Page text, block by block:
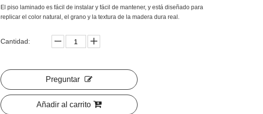
El piso laminado es fácil de instalar y fácil de mantener, y está diseñado para
replicar el color natural, el grano y la textura de la madera dura real.
Cantidad:
Preguntar
Añadir al carrito